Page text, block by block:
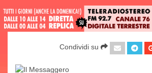
Condividi su